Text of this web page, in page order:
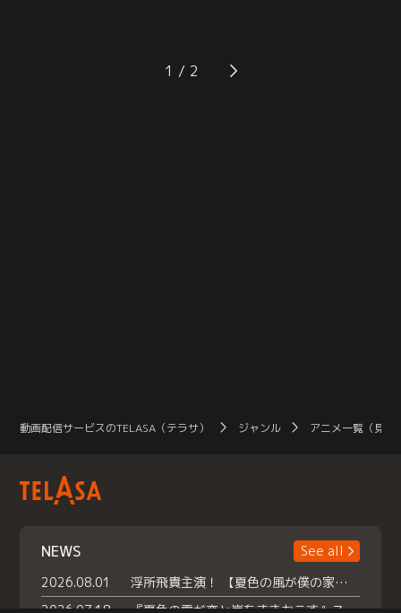
したシェム・ハである。空の忌々し
きを見やるその超然も束の間に、苦
アと対決し、神の不条理を見せつけ
る。激突の最中、マリアの纏うアガ
1
動画配信サービスのTELASA（テラサ） ジャンル アニメ一覧（見放
NEWS
See all
2026.08.01
浮所飛貴主演！ 【夏色の風が僕の家にやってきた】 本日よりテラサで独占配信スタート！